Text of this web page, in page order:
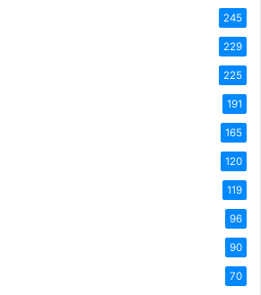
245
229
225
191
165
120
119
96
90
70